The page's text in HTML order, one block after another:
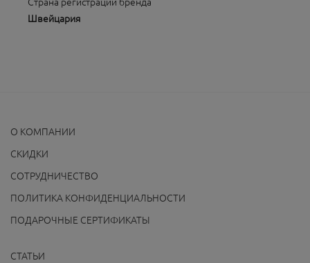
Швейцария
О КОМПАНИИ
CКИДКИ
СОТРУДНИЧЕСТВО
ПОЛИТИКА КОНФИДЕНЦИАЛЬНОСТИ
ПОДАРОЧНЫЕ СЕРТИФИКАТЫ
СТАТЬИ